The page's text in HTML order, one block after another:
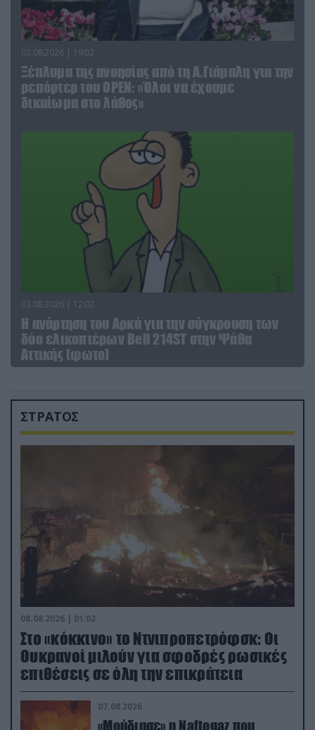
03.08.2026 | 19:02
Ξέπλυμα της ανοησίας από τη Α.Γιάμαλη για την
ρεπόρτερ του ΟΡΕΝ: «Όλοι να έχουμε
δικαίωμα στο λάθος»
03.08.2026 | 12:02
Η ανάρτηση του Αρκά για την σύγκρουση των
δύο ελικοπτέρων Bell 214ST στην Ψάθα
Αττικής (φωτο)
ΣΤΡΑΤΟΣ
08.08.2026 | 01:02
Στο «κόκκινο» το Ντνιπροπετρόφσκ: Οι
Ουκρανοί μιλούν για σφοδρές ρωσικές
επιθέσεις σε όλη την επικράτεια
07.08.2026
«Μούδιασε» η Naftogaz που